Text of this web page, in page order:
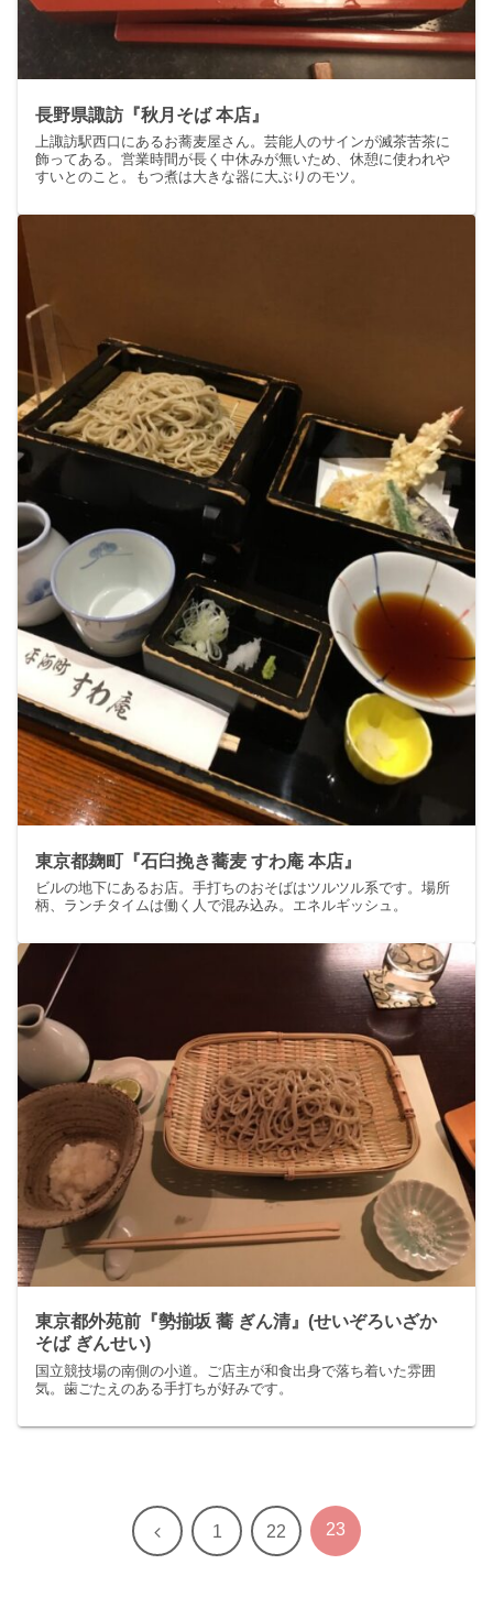
長野県諏訪『秋月そば 本店』
上諏訪駅西口にあるお蕎麦屋さん。芸能人のサインが滅茶苦茶に
飾ってある。営業時間が長く中休みが無いため、休憩に使われや
すいとのこと。もつ煮は大きな器に大ぶりのモツ。
東京都麹町『石臼挽き蕎麦 すわ庵 本店』
ビルの地下にあるお店。手打ちのおそばはツルツル系です。場所
柄、ランチタイムは働く人で混み込み。エネルギッシュ。
東京都外苑前『勢揃坂 蕎 ぎん清』(せいぞろいざか
そば ぎんせい)
国立競技場の南側の小道。ご店主が和食出身で落ち着いた雰囲
気。歯ごたえのある手打ちが好みです。
前 1 22 23